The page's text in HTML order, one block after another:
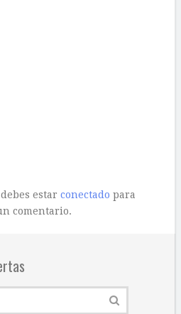
estar conectado para
comentario.